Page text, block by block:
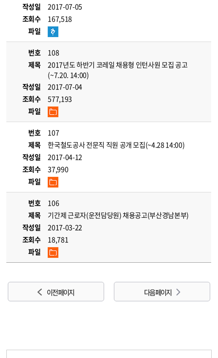
작성일
2017-07-05
조회수
167,518
파일
번호
108
제목
2017년도 하반기 코레일 채용형 인턴사원 모집 공고
(~7.20. 14:00)
작성일
2017-07-04
조회수
577,193
파일
번호
107
제목
한국철도공사 전문직 직원 공개 모집(~4.28 14:00)
작성일
2017-04-12
조회수
37,990
파일
번호
106
제목
기간제 근로자(운전담당원) 채용공고(부산경남본부)
작성일
2017-03-22
조회수
18,781
파일
이전 페이지 다음 페이지